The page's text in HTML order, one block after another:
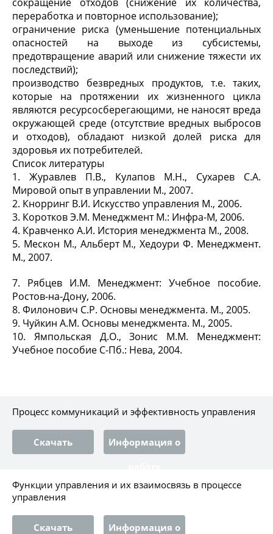
переработка и повторное использование);
ограничение риска (уменьшение потенциальных
опасностей на выходе из субсистемы,
предотвращение аварий или снижение тяжести их
последствий);
производство безвредных продуктов, т.е. таких,
которые на протяжении их жизненного цикла
являются ресурсосберегающими, не наносят вреда
окружающей среде (отсутствие вредных выбросов
и отходов), обладают низкой долей риска для
здоровья их потребителей.
Список литературы
1. Журавлев П.В., Кулапов М.Н., Сухарев С.А.
Мировой опыт в управлении М., 2007.
2. Кнорринг В.И. Искусство управления М., 2006.
3. Коротков Э.М. Менеджмент М.: Инфра-М, 2006.
4. Кравченко А.И. История менеджмента М., 2008.
5. Мескон М., Альберт М., Хедоури Ф. Менеджмент.
М., 2007.
7. Рябцев И.М. Менеджмент: Учебное пособие.
Ростов-на-Дону, 2006.
8. Филонович С.Р. Основы менеджмента. М., 2005.
9. Чуйкин А.М. Основы менеджмента. М., 2005.
10. Ямпoльcкaя Д.О., Зонис М.М. Менеджмент:
Учебное пособие С-Пб.: Нева, 2004.
Процесс коммуникаций и эффективность управления
Скачать
Информация о
Функции управления и их взаимосвязь в процессе
управления
Скачать
Информация о